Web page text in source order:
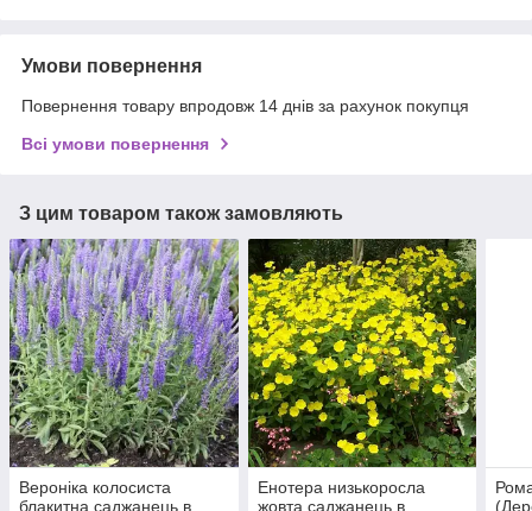
Умови повернення
Повернення товару впродовж 14 днів за рахунок покупця
Всі умови повернення
З цим товаром також замовляють
Вероніка колосиста
блакитна саджанець в
Енотера низькоросла
жовта саджанець в